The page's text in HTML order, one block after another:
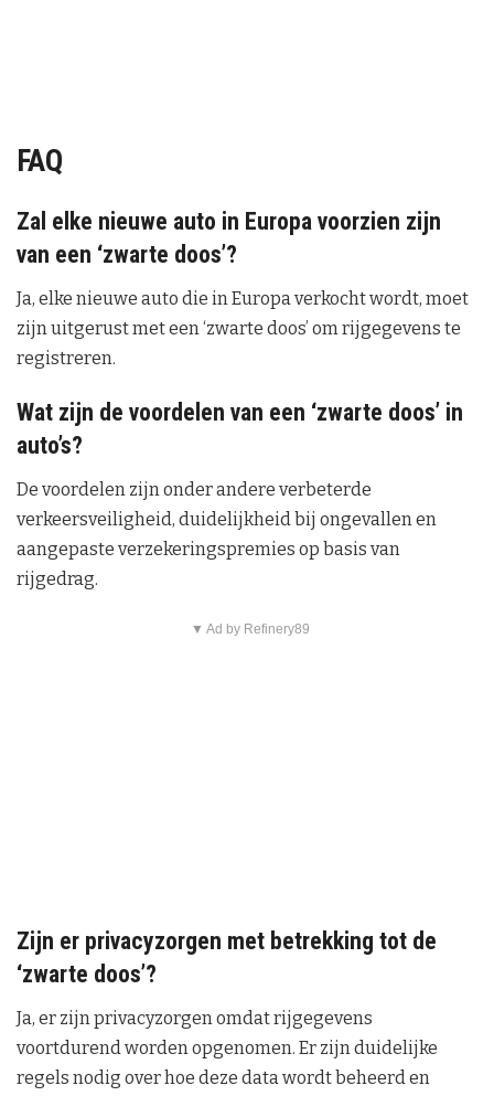
FAQ
Zal elke nieuwe auto in Europa voorzien zijn
van een ‘zwarte doos’?
Ja, elke nieuwe auto die in Europa verkocht wordt, moet
zijn uitgerust met een ‘zwarte doos’ om rijgegevens te
registreren.
Wat zijn de voordelen van een ‘zwarte doos’ in
auto’s?
De voordelen zijn onder andere verbeterde
verkeersveiligheid, duidelijkheid bij ongevallen en
aangepaste verzekeringspremies op basis van
rijgedrag.
▼ Ad by Refinery89
Zijn er privacyzorgen met betrekking tot de
‘zwarte doos’?
Ja, er zijn privacyzorgen omdat rijgegevens
voortdurend worden opgenomen. Er zijn duidelijke
regels nodig over hoe deze data wordt beheerd en